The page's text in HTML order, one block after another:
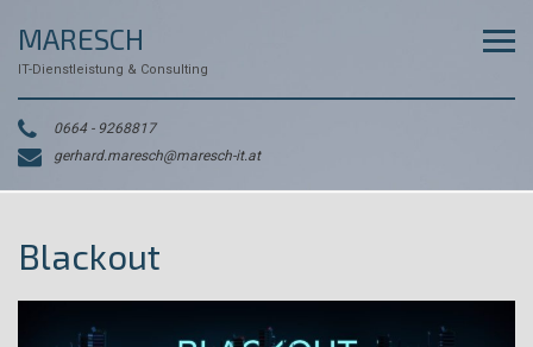
content
MARESCH
IT-Dienstleistung & Consulting
0664 - 9268817
gerhard.maresch@maresch-it.at
Blackout